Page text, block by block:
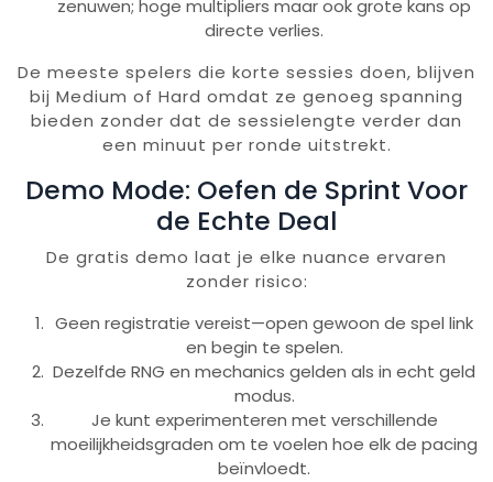
zenuwen; hoge multipliers maar ook grote kans op
directe verlies.
De meeste spelers die korte sessies doen, blijven
bij Medium of Hard omdat ze genoeg spanning
bieden zonder dat de sessielengte verder dan
een minuut per ronde uitstrekt.
Demo Mode: Oefen de Sprint Voor
de Echte Deal
De gratis demo laat je elke nuance ervaren
zonder risico:
Geen registratie vereist—open gewoon de spel link
en begin te spelen.
Dezelfde RNG en mechanics gelden als in echt geld
modus.
Je kunt experimenteren met verschillende
moeilijkheidsgraden om te voelen hoe elk de pacing
beïnvloedt.